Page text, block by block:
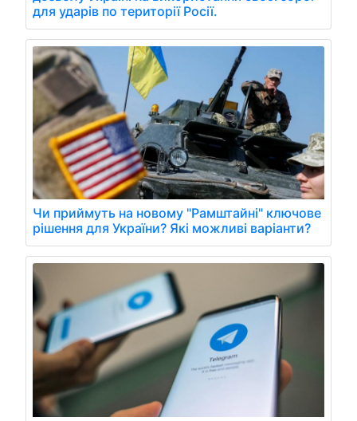
для ударів по території Росії.
Чи приймуть на новому "Рамштайні" ключове
рішення для України? Які можливі варіанти?